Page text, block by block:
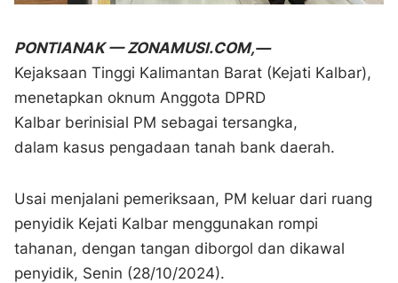
PONTIANAK — ZONAMUSI.COM,—
Kejaksaan Tinggi Kalimantan Barat (Kejati Kalbar),
menetapkan oknum Anggota DPRD
Kalbar berinisial PM sebagai tersangka,
dalam kasus pengadaan tanah bank daerah.
Usai menjalani pemeriksaan, PM keluar dari ruang
penyidik Kejati Kalbar menggunakan rompi
tahanan, dengan tangan diborgol dan dikawal
penyidik, Senin (28/10/2024).